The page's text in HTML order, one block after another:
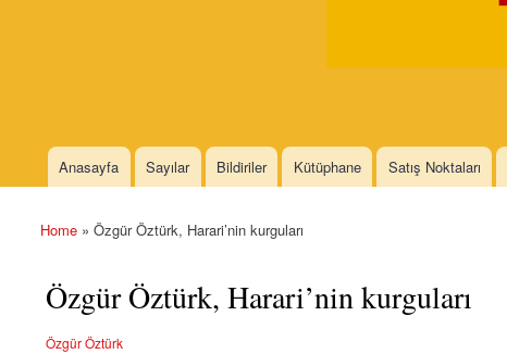
Main menu
Anasayfa Sayılar Bildiriler Kütüphane Satış Noktaları
You are here
Home » Özgür Öztürk, Harari’nin kurguları
Özgür Öztürk, Harari’nin kurguları
Özgür Öztürk